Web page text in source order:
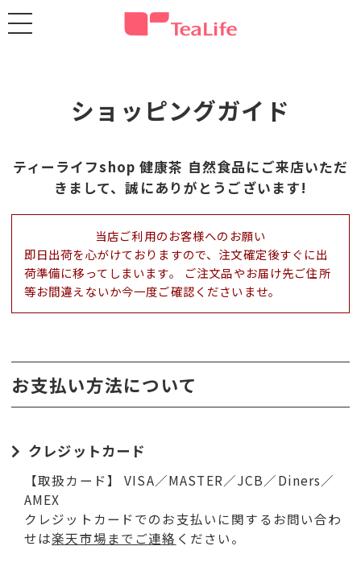
ショッピングガイド
ティーライフshop 健康茶 自然食品にご来店いただ
きまして、誠にありがとうございます!
当店ご利用のお客様へのお願い
即日出荷を心がけておりますので、注文確定後すぐに出
荷準備に移ってしまいます。 ご注文品やお届け先ご住所
等お間違えないか今一度ご確認くださいませ。
お支払い方法について
クレジットカード
【取扱カード】 VISA／MASTER／JCB／Diners／
AMEX
クレジットカードでのお支払いに関するお問い合わ
せは楽天市場までご連絡 ください。